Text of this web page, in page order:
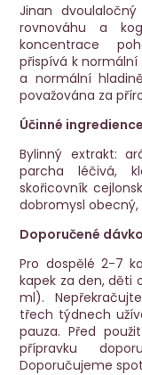
Jinan
rovnováhu a
koncentrace
přispívá k normální
a normální
považována za
Účinné
Bylinný extrakt:
parcha léčivá,
skořicovník
dobromysl
Doporučené
Pro dospělé 2-7
kapek za den, děti
ml).
třech týdnech
pauza. Před
přípravku
Doporučujeme